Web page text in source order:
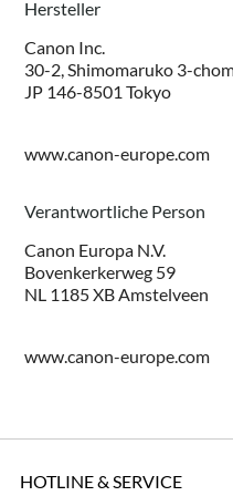
Hersteller
Canon Inc.
30-2, Shimomaruko 3-
JP 146-8501 Tokyo
www.canon-europe.com
Verantwortliche Person
Canon Europa N.V.
Bovenkerkerweg 59
NL 1185 XB Amstelveen
www.canon-europe.com
HOTLINE & SERVICE